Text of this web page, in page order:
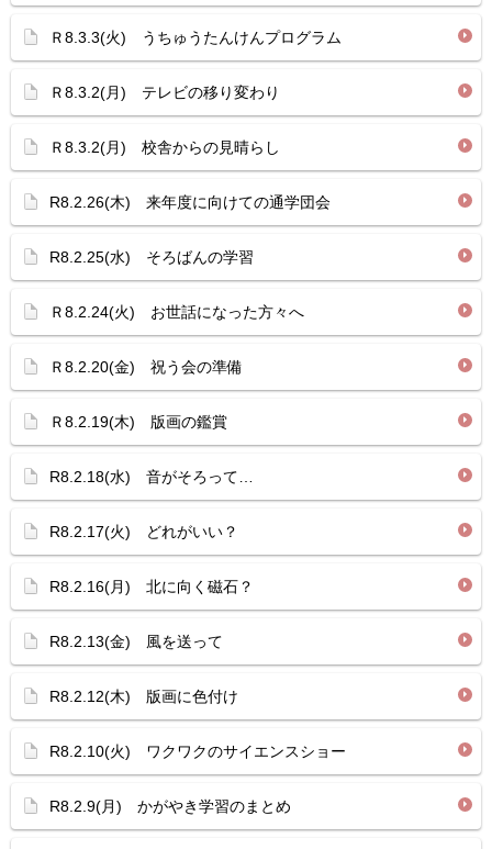
Ｒ8.3.3(火) うちゅうたんけんプログラム
Ｒ8.3.2(月) テレビの移り変わり
Ｒ8.3.2(月) 校舎からの見晴らし
R8.2.26(木) 来年度に向けての通学団会
R8.2.25(水) そろばんの学習
Ｒ8.2.24(火) お世話になった方々へ
Ｒ8.2.20(金) 祝う会の準備
Ｒ8.2.19(木) 版画の鑑賞
R8.2.18(水) 音がそろって…
R8.2.17(火) どれがいい？
R8.2.16(月) 北に向く磁石？
R8.2.13(金) 風を送って
R8.2.12(木) 版画に色付け
R8.2.10(火) ワクワクのサイエンスショー
R8.2.9(月) かがやき学習のまとめ